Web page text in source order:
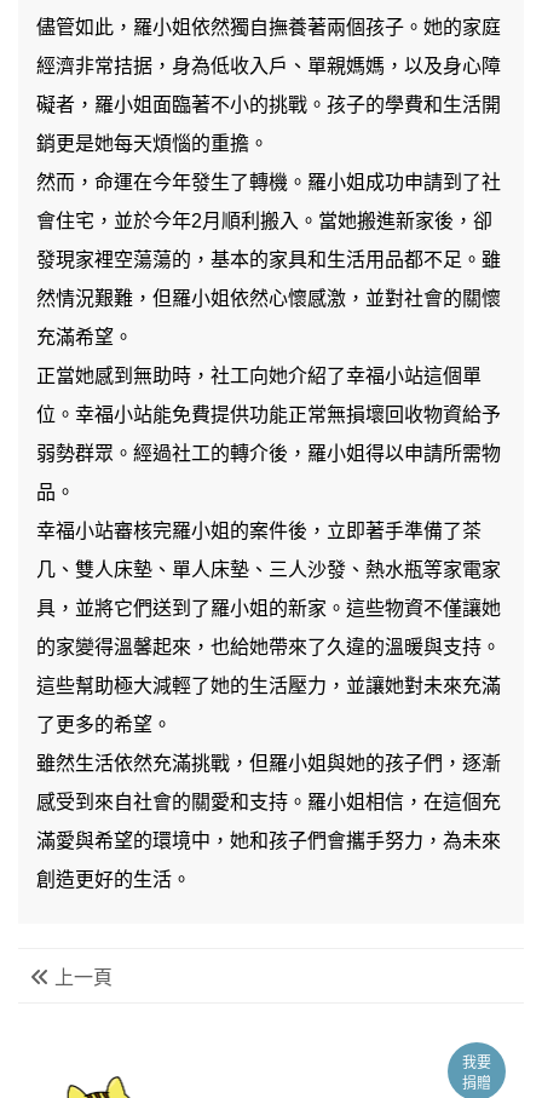
儘管如此，羅小姐依然獨自撫養著兩個孩子。她的家庭
經濟非常拮据，身為低收入戶、單親媽媽，以及身心障
礙者，羅小姐面臨著不小的挑戰。孩子的學費和生活開
銷更是她每天煩惱的重擔。
然而，命運在今年發生了轉機。羅小姐成功申請到了社
會住宅，並於今年2月順利搬入。當她搬進新家後，卻
發現家裡空蕩蕩的，基本的家具和生活用品都不足。雖
然情況艱難，但羅小姐依然心懷感激，並對社會的關懷
充滿希望。
正當她感到無助時，社工向她介紹了幸福小站這個單
位。幸福小站能免費提供功能正常無損壞回收物資給予
弱勢群眾。經過社工的轉介後，羅小姐得以申請所需物
品。
幸福小站審核完羅小姐的案件後，立即著手準備了茶
几、雙人床墊、單人床墊、三人沙發、熱水瓶等家電家
具，並將它們送到了羅小姐的新家。這些物資不僅讓她
的家變得溫馨起來，也給她帶來了久違的溫暖與支持。
這些幫助極大減輕了她的生活壓力，並讓她對未來充滿
了更多的希望。
雖然生活依然充滿挑戰，但羅小姐與她的孩子們，逐漸
感受到來自社會的關愛和支持。羅小姐相信，在這個充
滿愛與希望的環境中，她和孩子們會攜手努力，為未來
創造更好的生活。
上一頁
我要
捐贈